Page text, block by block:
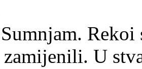
Rekoi
U